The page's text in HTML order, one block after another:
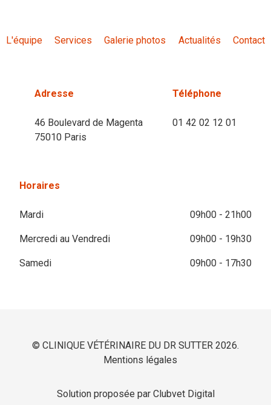
L'équipe Services Galerie photos Actualités Contact
Adresse
46 Boulevard de Magenta
75010 Paris
Téléphone
01 42 02 12 01
Horaires
Mardi 09h00 - 21h00
Mercredi au Vendredi 09h00 - 19h30
Samedi 09h00 - 17h30
© CLINIQUE VÉTÉRINAIRE DU DR SUTTER 2026.
Mentions légales
Solution proposée par Clubvet Digital